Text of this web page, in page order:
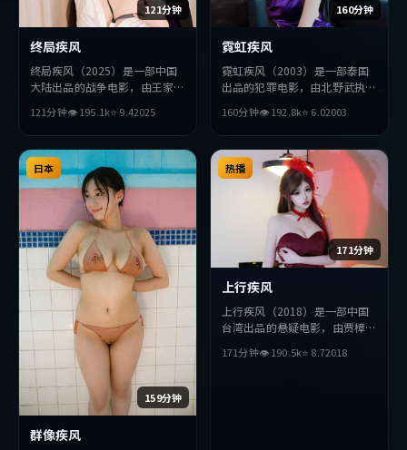
121分钟
终局疾风
终局疾风（2025）是一部中国
大陆出品的战争电影，由王家卫
珀、朱一龙等主演。影片在叙事
与视听上力求突破，探讨人性与
抉择，节奏张弛有度，适合喜欢
该类型的观众完整观看。
121分钟👁195.1k⭐ 9.42025
160分钟
霓虹疾风
霓虹疾风（2003）是一部泰国
出品的犯罪电影，由北野武执
妍、章子怡等主演。影片在叙事
与视听上力求突破，探讨人性与
抉择，节奏张弛有度，适合喜欢
该类型的观众完整观看。
160分钟👁192.8k⭐ 6.02003
159分钟
日本
群像疾风
171分钟
热播
上行疾风
上行疾风（2018）是一部中国
台湾出品的悬疑电影，由贾樟柯
等主演。影片在叙事与视听上力
171分钟👁190.5k⭐ 8.72018